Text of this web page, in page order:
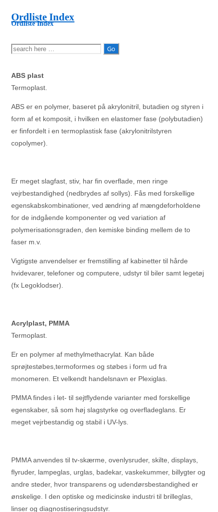
Ordliste Index
Ordliste Index
Søg
ABS plast
Termoplast.
ABS er en polymer, baseret på akrylonitril, butadien og styren i
form af et komposit, i hvilken en elastomer fase (polybutadien)
er finfordelt i en termoplastisk fase (akrylonitrilstyren
copolymer).
Er meget slagfast, stiv, har fin overflade, men ringe
vejrbestandighed (nedbrydes af sollys). Fås med forskellige
egenskabskombinationer, ved ændring af mængdeforholdene
for de indgående komponenter og ved variation af
polymerisationsgraden, den kemiske binding mellem de to
faser m.v.
Vigtigste anvendelser er fremstilling af kabinetter til hårde
hvidevarer, telefoner og computere, udstyr til biler samt legetøj
(fx Legoklodser).
Acrylplast, PMMA
Termoplast.
Er en polymer af methylmethacrylat. Kan både
sprøjtestøbes,termoformes og støbes i form ud fra
monomeren. Et velkendt handelsnavn er Plexiglas.
PMMA findes i let- til sejtflydende varianter med forskellige
egenskaber, så som høj slagstyrke og overfladeglans. Er
meget vejrbestandig og stabil i UV-lys.
PMMA anvendes til tv-skærme, ovenlysruder, skilte, displays,
flyruder, lampeglas, urglas, badekar, vaskekummer, billygter og
andre steder, hvor transparens og udendørsbestandighed er
ønskelige. I den optiske og medicinske industri til brilleglas,
linser og diagnostiseringsudstyr.